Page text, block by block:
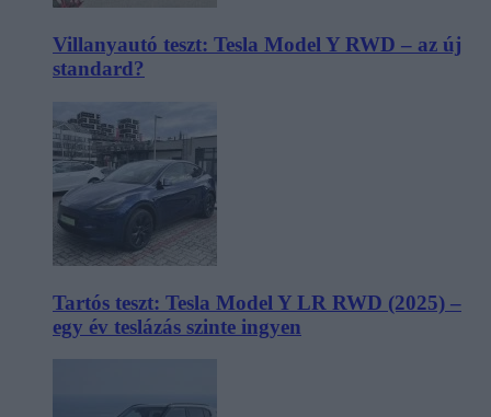
Villanyautó teszt: Tesla Model Y RWD – az új
standard?
Tartós teszt: Tesla Model Y LR RWD (2025) –
egy év teslázás szinte ingyen